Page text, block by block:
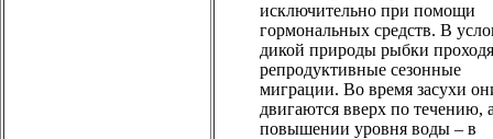
исключительно при помощи
гормональных средств. В
дикой природы рыбки
репродуктивные сезонные
миграции. Во время засухи
двигаются вверх по течению,
повышении уровня воды – в